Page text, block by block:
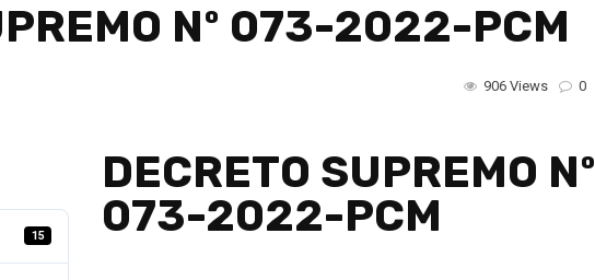
Nº 073-2022-PCM
0
906 Views
15
DECRETO SUPREMO Nº
073-2022-PCM